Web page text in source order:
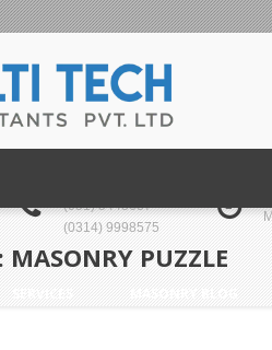
(051) 5443637
(0314) 9998575
MASONRY PUZZLE